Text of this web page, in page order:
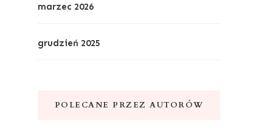
marzec 2026
grudzień 2025
POLECANE PRZEZ AUTORÓW